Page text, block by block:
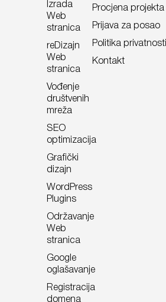
Izrada
Web
stranica
reDizajn
Web
stranica
Vođenje
društvenih
mreža
SEO
optimizacija
Grafički
dizajn
WordPress
Plugins
Održavanje
Web
stranica
Google
oglašavanje
Registracija
domena
Procjena projekta
Prijava za posao
Politika privatnosti
Kontakt